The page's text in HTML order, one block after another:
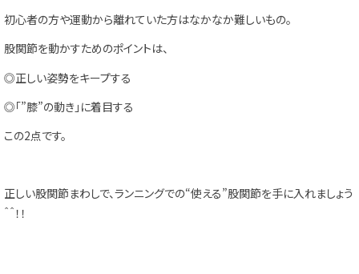
初心者の方や運動から離れていた方はなかなか難しいもの。
股関節を動かすためのポイントは、
◎正しい姿勢をキープする
◎「”膝”の動き」に着目する
この2点です。
正しい股関節まわしで、ランニングでの“使える”股関節を手に入れましょう
＾＾！！